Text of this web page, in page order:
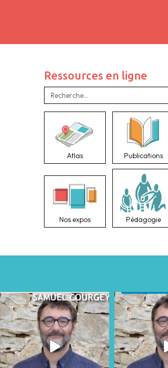
Ressources en ligne
Atlas Publications
Nos expos Pédagogie